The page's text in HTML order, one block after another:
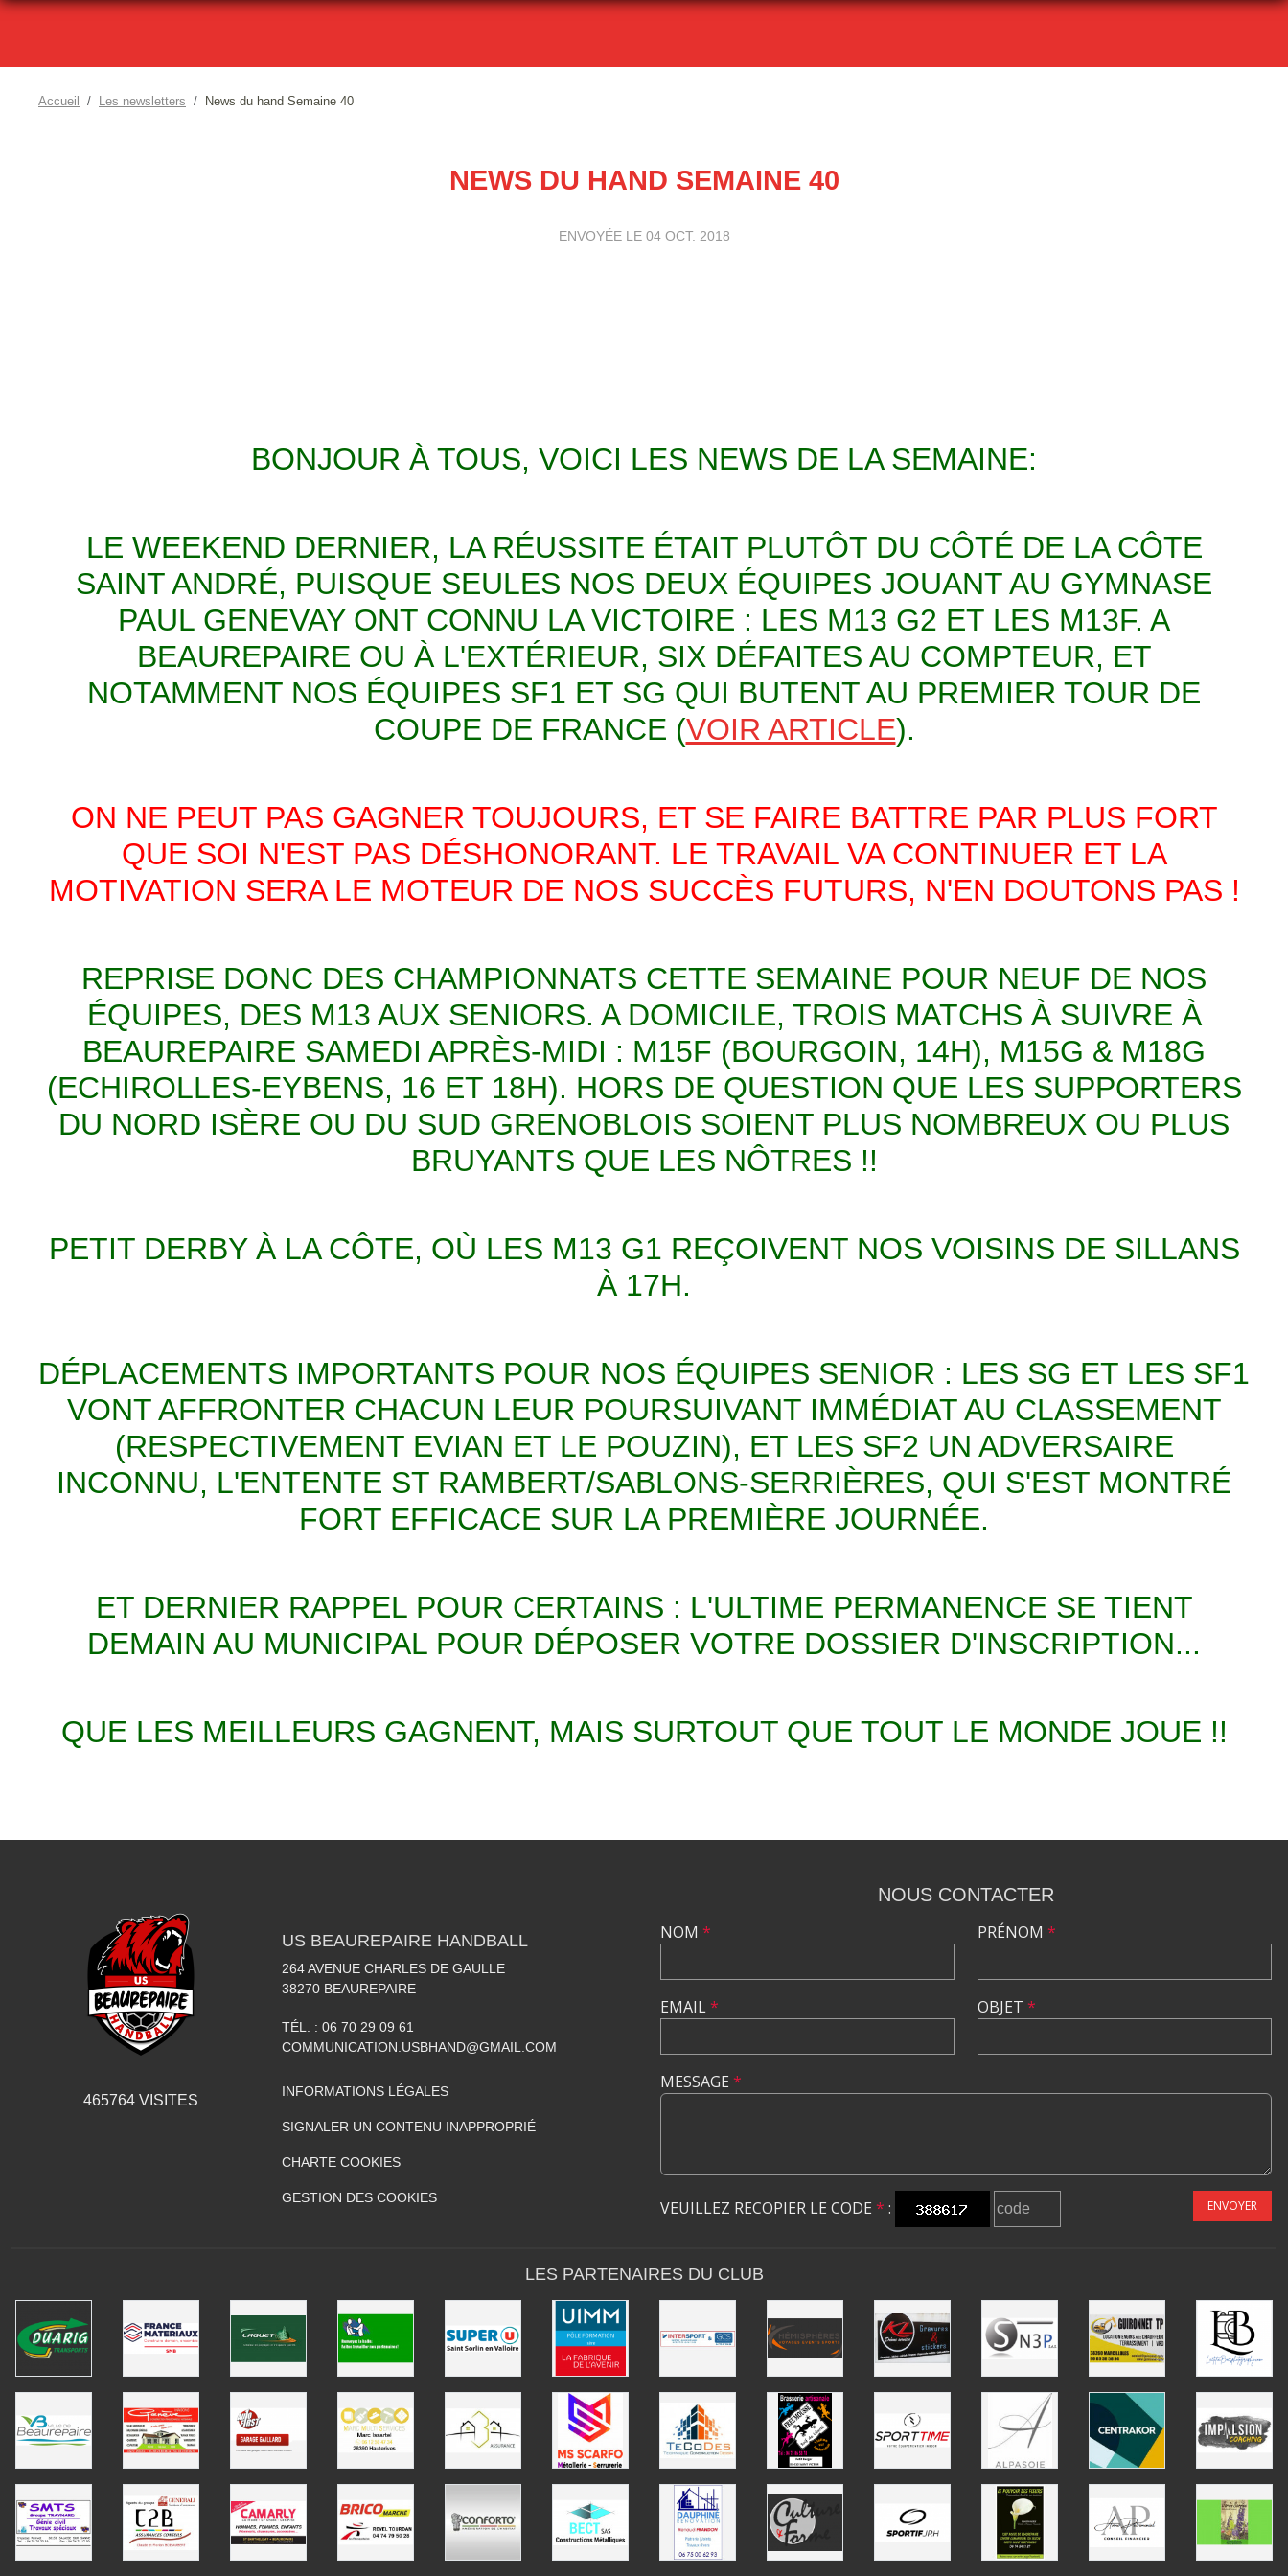
Accueil Les newsletters News du hand Semaine 40
NEWS DU HAND SEMAINE 40
ENVOYÉE LE 04 OCT. 2018
BONJOUR À TOUS, VOICI LES NEWS DE LA SEMAINE:
LE WEEKEND DERNIER, LA RÉUSSITE ÉTAIT PLUTÔT DU CÔTÉ DE LA CÔTE
SAINT ANDRÉ, PUISQUE SEULES NOS DEUX ÉQUIPES JOUANT AU GYMNASE
PAUL GENEVAY ONT CONNU LA VICTOIRE : LES M13 G2 ET LES M13F. A
BEAUREPAIRE OU À L'EXTÉRIEUR, SIX DÉFAITES AU COMPTEUR, ET
NOTAMMENT NOS ÉQUIPES SF1 ET SG QUI BUTENT AU PREMIER TOUR DE
COUPE DE FRANCE (VOIR ARTICLE).
ON NE PEUT PAS GAGNER TOUJOURS, ET SE FAIRE BATTRE PAR PLUS FORT
QUE SOI N'EST PAS DÉSHONORANT. LE TRAVAIL VA CONTINUER ET LA
MOTIVATION SERA LE MOTEUR DE NOS SUCCÈS FUTURS, N'EN DOUTONS PAS !
REPRISE DONC DES CHAMPIONNATS CETTE SEMAINE POUR NEUF DE NOS
ÉQUIPES, DES M13 AUX SENIORS. A DOMICILE, TROIS MATCHS À SUIVRE À
BEAUREPAIRE SAMEDI APRÈS-MIDI : M15F (BOURGOIN, 14H), M15G & M18G
(ECHIROLLES-EYBENS, 16 ET 18H). HORS DE QUESTION QUE LES SUPPORTERS
DU NORD ISÈRE OU DU SUD GRENOBLOIS SOIENT PLUS NOMBREUX OU PLUS
BRUYANTS QUE LES NÔTRES !!
PETIT DERBY À LA CÔTE, OÙ LES M13 G1 REÇOIVENT NOS VOISINS DE SILLANS
À 17H.
DÉPLACEMENTS IMPORTANTS POUR NOS ÉQUIPES SENIOR : LES SG ET LES SF1
VONT AFFRONTER CHACUN LEUR POURSUIVANT IMMÉDIAT AU CLASSEMENT
(RESPECTIVEMENT EVIAN ET LE POUZIN), ET LES SF2 UN ADVERSAIRE
INCONNU, L'ENTENTE ST RAMBERT/SABLONS-SERRIÈRES, QUI S'EST MONTRÉ
FORT EFFICACE SUR LA PREMIÈRE JOURNÉE.
ET DERNIER RAPPEL POUR CERTAINS : L'ULTIME PERMANENCE SE TIENT
DEMAIN AU MUNICIPAL POUR DÉPOSER VOTRE DOSSIER D'INSCRIPTION...
QUE LES MEILLEURS GAGNENT, MAIS SURTOUT QUE TOUT LE MONDE JOUE !!
465764 VISITES
US BEAUREPAIRE HANDBALL
264 AVENUE CHARLES DE GAULLE
38270 BEAUREPAIRE
TÉL. : 06 70 29 09 61
COMMUNICATION.USBHAND@GMAIL.COM
INFORMATIONS LÉGALES
SIGNALER UN CONTENU INAPPROPRIÉ
CHARTE COOKIES
GESTION DES COOKIES
NOUS CONTACTER
NOM *
EMAIL*
PRÉNOM *
OBJET *
MESSAGE *
VEUILLEZ RECOPIER LE CODE * : ENVOYER
LES PARTENAIRES DU CLUB